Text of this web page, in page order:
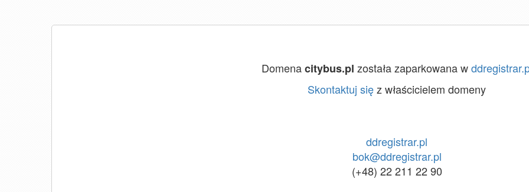
Domenacitybus.pl została zaparkowana w
Skontaktuj sięz właścicielem domeny
ddregistrar.pl
bok@ddregistrar.pl
(+48) 22 211 22 90